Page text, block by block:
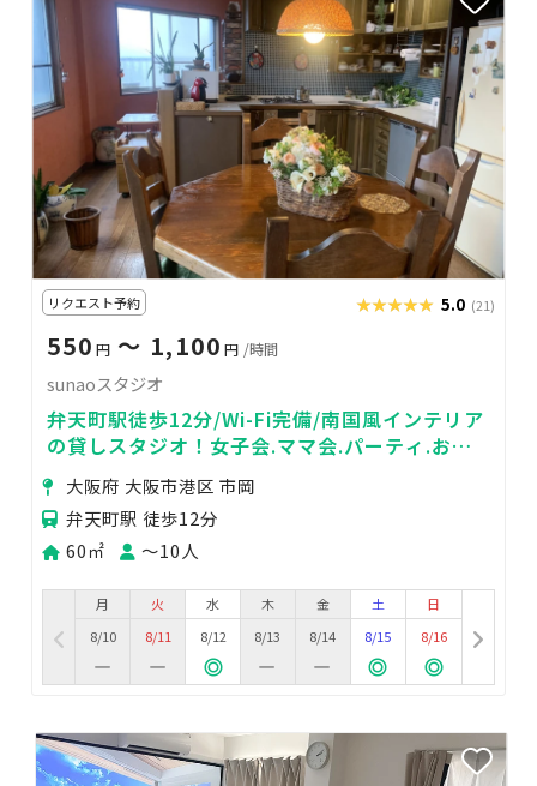
リクエスト予約 ★★★★★
★★★★★ 5.0 (21)
550 円 〜 1,100 円 /時間
sunaoスタジオ
弁天町駅徒歩12分/Wi-Fi完備/南国風インテリア
の貸しスタジオ！女子会.ママ会.パーティ.お料
理教室に最適！
大阪府 大阪市港区 市岡
弁天町駅 徒歩12分
60㎡
〜10人
月
8/10
火
8/11
水
8/12
木
8/13
金
8/14
土
8/15
日
8/16